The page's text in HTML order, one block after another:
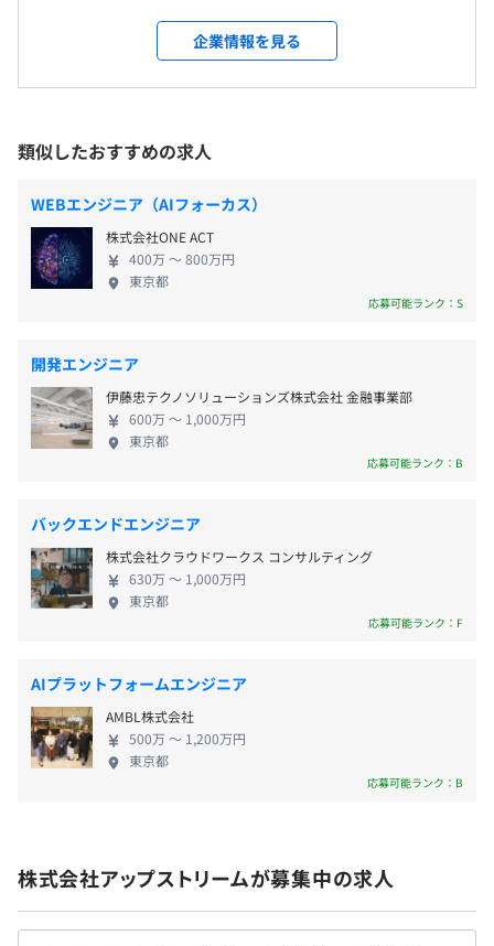
テレビなどで楽しめるサービス『NHKプラス』の開発、
ドサービスを利用した基幹系システムのフルクラウド実現
など数多くの大規模プロジェクトを成功に導いています。
アジャイル
社外の優秀なエンジニアやディレクターとともに、仕事を
進めていただきます。
スプリントを回せなかった場合などは、振り返りをおこな
ーム全体でクライアントの要求水準を満たせるよう、一丸
となって仕事を進めています。
【開発環境】
・インフラ：AWS
受動喫煙防止措置に関する事項
・完全週休2日制（土日）
・有給休暇
フルリモートなので交通費は特に発生しませんが、出張等
年1回（4月）
社会保険完備（健康保険・厚生年金加入・雇用保険・労災
保険）
3カ月（待遇の変更はありません）
ト」をクライアントに提供し続けられる技術力の高
いエンジニア集団であり続けたいと考えています。
そのためには技術力の高いエンジニアが、クライア
提案を行いながら開発を行っていく必要があります。
単にクライアントの要望を聞いた切り分けの作業で
はなく、クライアントと並走しながらクライアント
の悩みをエンジニアが高い技術力を持って引き出
し、プロダクトを作り上げていきます。 ■取引実績
NHK、CBCテレビ、スカパー、中京テレビ、TVer、
テレビ愛知、テレビ朝日、テレビ大阪、テレビ東
関等 今までにNHKの番組をPCやインターネットに接
続されたテレビなどで楽しめるサービス『NHKプラ
ス』の開発、TVerの字幕システム開発、テレビ東京
でのAWSマネージドサービスを利用した基幹系シス
テムのフルクラウド実現など数多くの大規模プロジ
環境について】 ◎当社はフルリモート/フレックスを
導入しています。 子育てをしている社員も多く、保
育園の送り迎えを担当している社員も多数。比較的
自由な働き方が可能です。 ◎大規模開発では珍しく
ウォーターフォールではなくアジャイルに近い環境
タックエンジニアとして活動の幅を広げていただけ
ます。 ◎保守作業が少ないため、新しい開発に多く
着手できるなど成長の機会が整っています。
企業情報を見る
類似したおすすめの求人
WEBエンジニア（AIフォーカス）
株式会社ONE ACT
400万 〜 800万円
東京都
応募可能ランク：S
開発エンジニア
伊藤忠テクノソリューションズ株式会社 金融事業部
600万 〜 1,000万円
東京都
応募可能ランク：B
バックエンドエンジニア
株式会社クラウドワークス コンサルティング
630万 〜 1,000万円
東京都
応募可能ランク：F
AIプラットフォームエンジニア
AMBL株式会社
500万 〜 1,200万円
東京都
応募可能ランク：B
株式会社アップストリームが募集中の求人